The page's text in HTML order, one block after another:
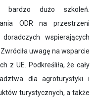
bardzo dużo szkoleń.
ODR na przestrzeni
wspierających
uwagę na wsparcie
z UE. Podkreśliła, że cały
dla agroturystyki i
turystycznych, a także